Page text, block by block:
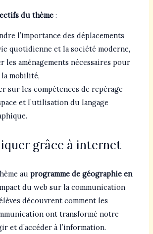
du thème:
l’importance des déplacements
quotidienne et la société moderne,
les aménagements nécessaires pour
mobilité,
sur les compétences de repérage
et l’utilisation du langage
grâce à internet
au programme de géographie en
du web sur la communication
découvrent comment les
ont transformé notre
et d’accéder à l’information.